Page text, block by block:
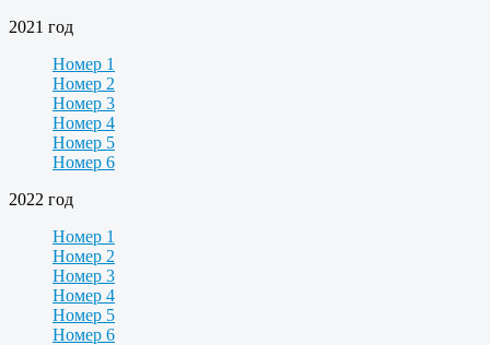
2021 год
Номер 1
Номер 2
Номер 3
Номер 4
Номер 5
Номер 6
2022 год
Номер 1
Номер 2
Номер 3
Номер 4
Номер 5
Номер 6